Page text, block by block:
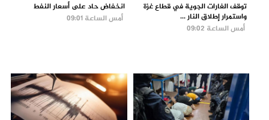
توقف الغارات الجوية في قطاع غزة
واستمرار إطلاق النار ...
أمس الساعة 09:02
انخفاض حاد على أسعار النفط
أمس الساعة 09:01